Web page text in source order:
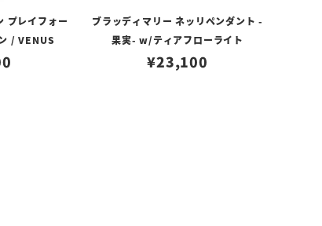
プレイフォー
/ VENUS
ブラッディマリー ネッリペンダント -
果実- w/ティアフローライト
¥23,100